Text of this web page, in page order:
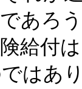
あろ
給付
はあ